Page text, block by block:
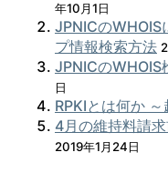
年10月1日
JPNICのWHOIS
プ情報検索方法
JPNICのWHOIS
日
RPKIとは何か
4月の維持料請
2019年1月24日